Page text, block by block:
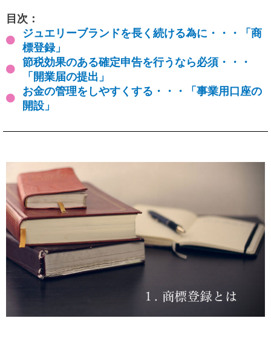
目次：
ジュエリーブランドを長く続ける為に・・・「商
標登録」
節税効果のある確定申告を行うなら必須・・・
「開業届の提出」
お金の管理をしやすくする・・・「事業用口座の
開設」